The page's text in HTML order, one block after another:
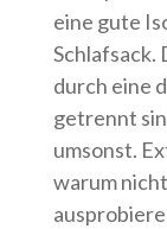
eine gute
Schlafsack.
durch eine
getrennt
umsonst.
warum